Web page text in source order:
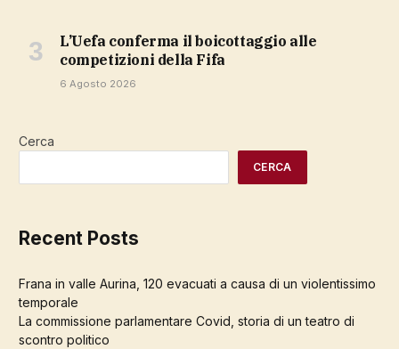
L’Uefa conferma il boicottaggio alle
competizioni della Fifa
6 Agosto 2026
Cerca
CERCA
Recent Posts
Frana in valle Aurina, 120 evacuati a causa di un violentissimo
temporale
La commissione parlamentare Covid, storia di un teatro di
scontro politico